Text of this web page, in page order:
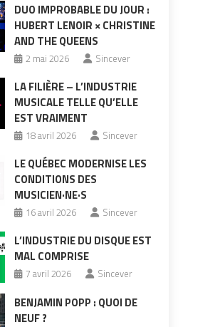
DUO IMPROBABLE DU JOUR :
HUBERT LENOIR × CHRISTINE
AND THE QUEENS
2 mai 2026 Sincever
LA FILIÈRE – L’INDUSTRIE
MUSICALE TELLE QU’ELLE
EST VRAIMENT
18 avril 2026 Sincever
LE QUÉBEC MODERNISE LES
CONDITIONS DES
MUSICIEN·NE·S
16 avril 2026 Sincever
L’INDUSTRIE DU DISQUE EST
MAL COMPRISE
7 avril 2026 Sincever
BENJAMIN POPP : QUOI DE
NEUF ?